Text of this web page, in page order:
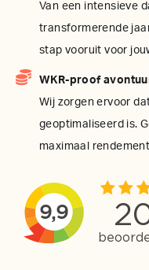
Van een intensieve
transformerende
stap vooruit voor
WKR-proof
Wij zorgen ervoor
geoptimaliseerd is.
maximaal